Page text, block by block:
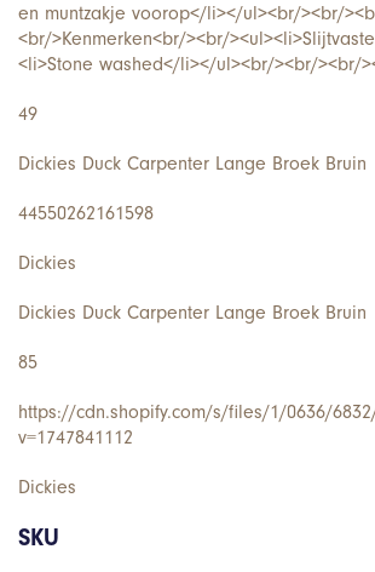
en muntzakje voorop</li></ul><br/><br/
<br/>Kenmerken<br/><br/
<li>Stone washed</li></ul><br/><br/><br/
49
Dickies Duck Carpenter Lange Broek Bruin
44550262161598
Dickies
Dickies Duck Carpenter Lange Broek Bruin
85
https://cdn.shopify.com/s/files/1/0636/
v=1747841112
Dickies
SKU